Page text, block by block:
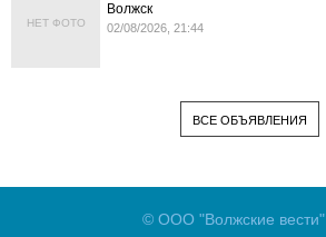
НЕТ ФОТО
Волжск
02/08/2026, 21:44
ВСЕ ОБЪЯВЛЕНИЯ
© ООО "Волжские вести"